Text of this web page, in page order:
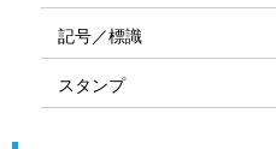
記号／標識
スタンプ